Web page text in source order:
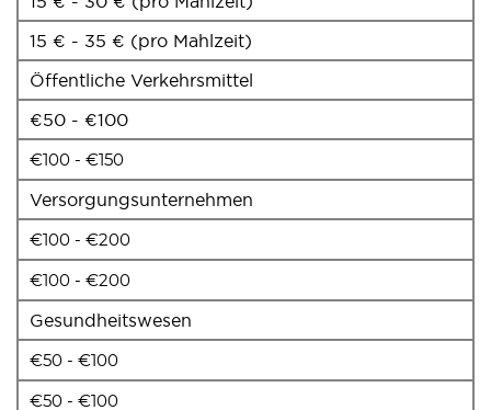
15 € - 35 € (pro Mahlzeit)
Öffentliche Verkehrsmittel
€50 - €100
€100 - €150
Versorgungsunternehmen
€100 - €200
€100 - €200
Gesundheitswesen
€50 - €100
€50 - €100